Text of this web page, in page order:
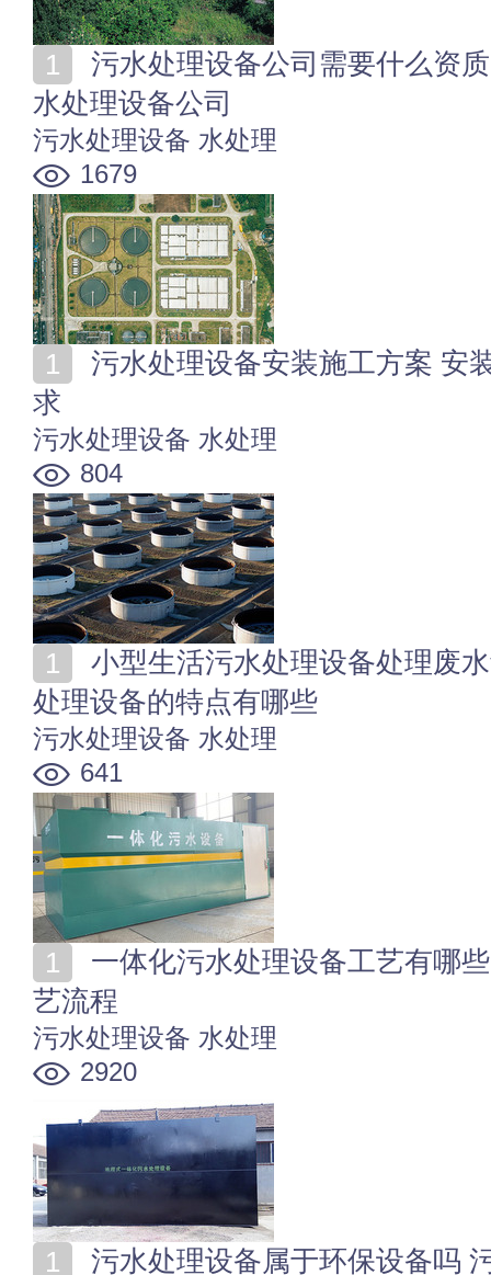
水处理设备公司
污水处理设备 水处理
1679
求
污水处理设备 水处理
804
处理设备的特点有哪些
污水处理设备 水处理
641
艺流程
污水处理设备 水处理
2920